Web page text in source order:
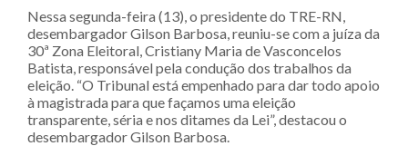
Nessa segunda-feira (13), o presidente do TRE-RN,
desembargador Gilson Barbosa, reuniu-se com a juíza da
30ª Zona Eleitoral, Cristiany Maria de Vasconcelos
Batista, responsável pela condução dos trabalhos da
eleição. “O Tribunal está empenhado para dar todo apoio
à magistrada para que façamos uma eleição
transparente, séria e nos ditames da Lei”, destacou o
desembargador Gilson Barbosa.